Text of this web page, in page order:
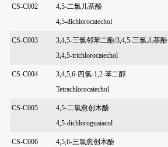
CS-C002
4,5-二氯儿茶酚
4,5-dichlorocatechol
CS-C003
3,4,5-三氯邻苯二酚/3,4,5-三氯儿茶酚
3,4,5-trichlorocatechol
CS-C004
3,4,5,6-四氯-1,2-苯二醇
Tetrachlorocatechol
CS-C005
4,5-二氯愈创木酚
4,5-dichloroguaiacol
CS-C006 4,5,6-三氯愈创木酚